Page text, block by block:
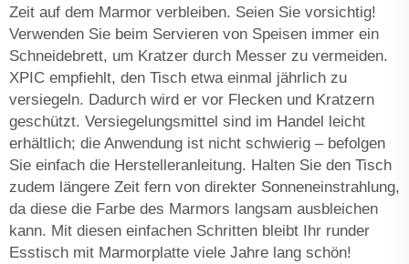
Zeit auf dem Marmor verbleiben. Seien Sie vorsichtig!
Verwenden Sie beim Servieren von Speisen immer ein
Schneidebrett, um Kratzer durch Messer zu vermeiden.
XPIC empfiehlt, den Tisch etwa einmal jährlich zu
versiegeln. Dadurch wird er vor Flecken und Kratzern
geschützt. Versiegelungsmittel sind im Handel leicht
erhältlich; die Anwendung ist nicht schwierig – befolgen
Sie einfach die Herstelleranleitung. Halten Sie den Tisch
zudem längere Zeit fern von direkter Sonneneinstrahlung,
da diese die Farbe des Marmors langsam ausbleichen
kann. Mit diesen einfachen Schritten bleibt Ihr runder
Esstisch mit Marmorplatte viele Jahre lang schön!